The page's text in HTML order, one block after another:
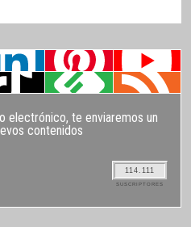
electrónico, te enviaremos un
contenidos
114.111
SUSCRIPTORES